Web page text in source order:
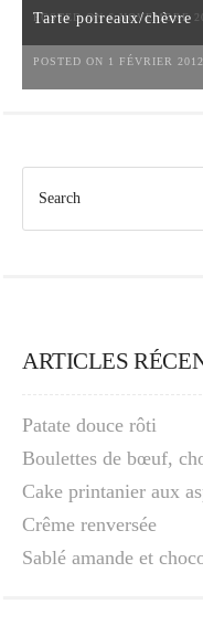
POSTED ON 6 NOVEMBRE
Tarte poireaux/chèvre
POSTED ON 1 FÉVRIER 2012
ARTICLES
Patate douce rôti
Boulettes de bœuf,
Cake printanier aux
Crême renversée
Sablé amande et